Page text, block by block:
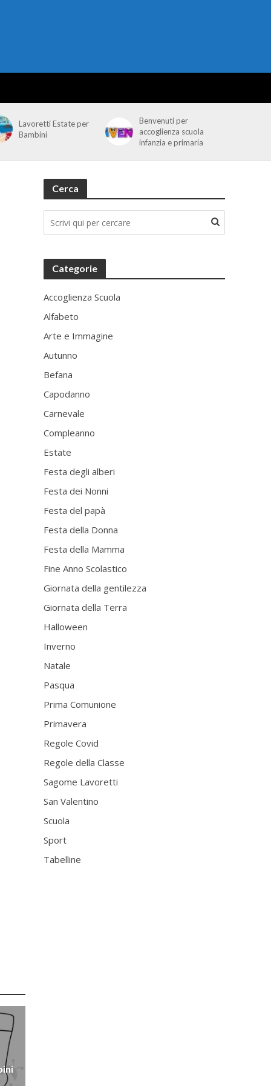
Lavoretti Estate per
Bambini
Benvenuti per
accoglienza scuola
infanzia e primaria
Cerca
Categorie
Accoglienza Scuola
Alfabeto
Arte e Immagine
Autunno
Befana
Capodanno
Carnevale
Compleanno
Estate
Festa degli alberi
Festa dei Nonni
Festa del papà
Festa della Donna
Festa della Mamma
Fine Anno Scolastico
Giornata della gentilezza
Giornata della Terra
Halloween
Inverno
Natale
Pasqua
Prima Comunione
Primavera
Regole Covid
Regole della Classe
Sagome Lavoretti
San Valentino
Scuola
Sport
Tabelline